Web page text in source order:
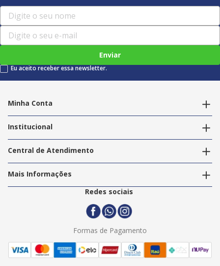
Enviar
Eu aceito receber essa newsletter.
Minha Conta
Editar endereços
Institucional
Nossas Lojas
Trabalhe Conosco
Central de Atendimento
Política de Privacidade
Termos e Condições
Politica de Entrega
Mais Informações
2ª Via Nota Fiscal
Redes sociais
Formas de Pagamento